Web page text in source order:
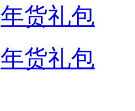
年货礼包
年货礼包